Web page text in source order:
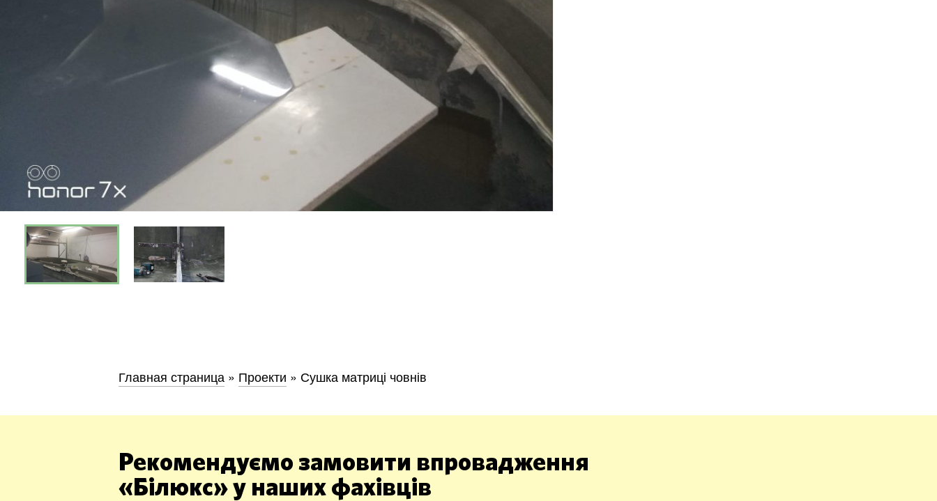
Главная страница » Проекти » Сушка матриці човнів
Рекомендуємо замовити впровадження
«Білюкс» у наших фахівців
Київ Харків
Дніпро Івано-Франківськ
Львів
Вінниця
Область